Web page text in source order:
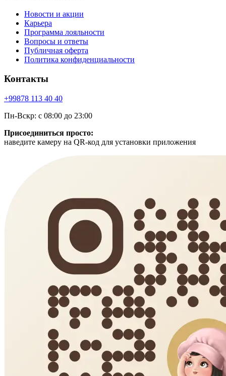
Новости и акции
Карьера
Программа лояльности
Вопросы и ответы
Публичная оферта
Политика конфиденциальности
Контакты
+99878 113 40 40
Пн-Вскр: с 08:00 до 23:00
Присоединиться просто:
наведите камеру на QR-код для установки приложения